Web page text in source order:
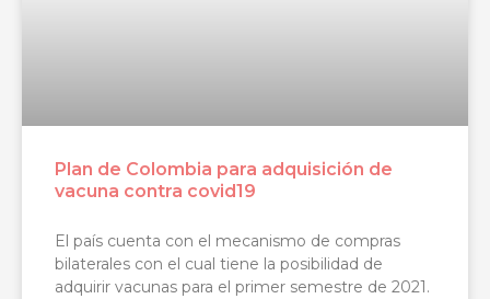
Plan de Colombia para adquisición de
vacuna contra covid19
El país cuenta con el mecanismo de compras
bilaterales con el cual tiene la posibilidad de
adquirir vacunas para el primer semestre de 2021.